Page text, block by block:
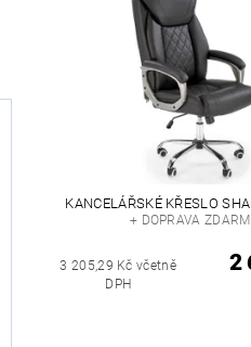
KANCELÁŘSKÉ KŘESLO
+ DOPRAVA
3 205,29 Kč včetně
DPH
2